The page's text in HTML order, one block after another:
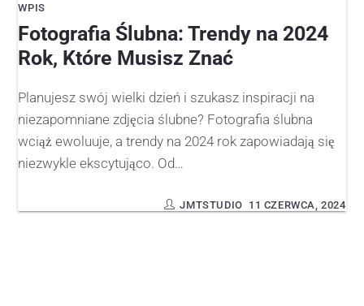
WPIS
Fotografia Ślubna: Trendy na 2024
Rok, Które Musisz Znać
Planujesz swój wielki dzień i szukasz inspiracji na
niezapomniane zdjęcia ślubne? Fotografia ślubna
wciąż ewoluuje, a trendy na 2024 rok zapowiadają się
niezwykle ekscytująco. Od…
11 CZERWCA, 2024
JMTSTUDIO